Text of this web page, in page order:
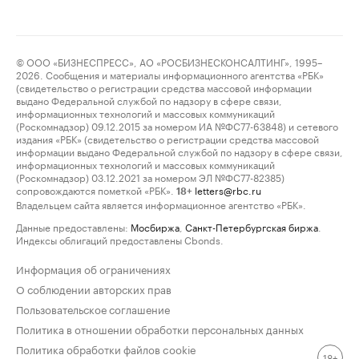
© ООО «БИЗНЕСПРЕСС», АО «РОСБИЗНЕСКОНСАЛТИНГ», 1995–
2026. Сообщения и материалы информационного агентства «РБК»
(свидетельство о регистрации средства массовой информации
выдано Федеральной службой по надзору в сфере связи,
информационных технологий и массовых коммуникаций
(Роскомнадзор) 09.12.2015 за номером ИА №ФС77-63848) и сетевого
издания «РБК» (свидетельство о регистрации средства массовой
информации выдано Федеральной службой по надзору в сфере связи,
информационных технологий и массовых коммуникаций
(Роскомнадзор) 03.12.2021 за номером ЭЛ №ФС77-82385)
сопровождаются пометкой «РБК».
18+ letters@rbc.ru
Владельцем сайта является информационное агентство «РБК».
Данные предоставлены: Мосбиржа Санкт-Петербургская биржа
Индексы облигаций предоставлены Cbonds.
Информация об ограничениях
О соблюдении авторских прав
Пользовательское соглашение
Политика в отношении обработки персональных данных
Политика обработки файлов cookie